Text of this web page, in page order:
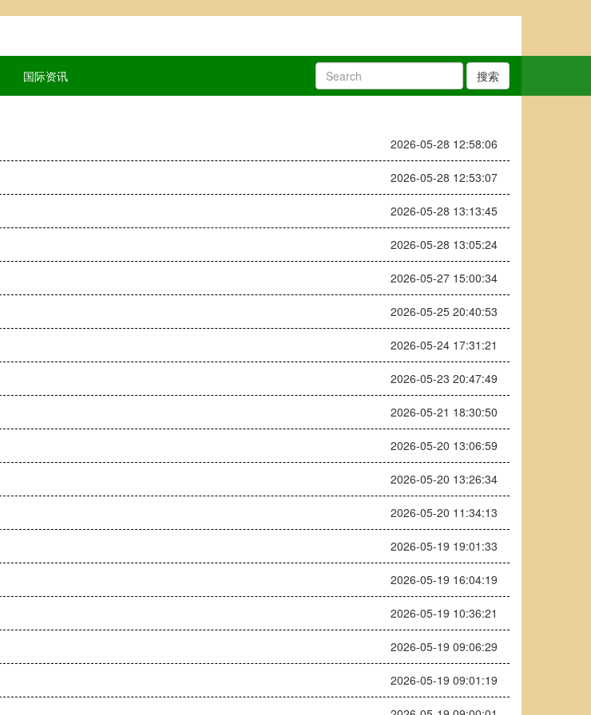
国际资讯 搜索
2026-05-28 12:58:06
2026-05-28 12:53:07
2026-05-28 13:13:45
2026-05-28 13:05:24
2026-05-27 15:00:34
2026-05-25 20:40:53
2026-05-24 17:31:21
2026-05-23 20:47:49
2026-05-21 18:30:50
2026-05-20 13:06:59
2026-05-20 13:26:34
2026-05-20 11:34:13
2026-05-19 19:01:33
2026-05-19 16:04:19
2026-05-19 10:36:21
2026-05-19 09:06:29
2026-05-19 09:01:19